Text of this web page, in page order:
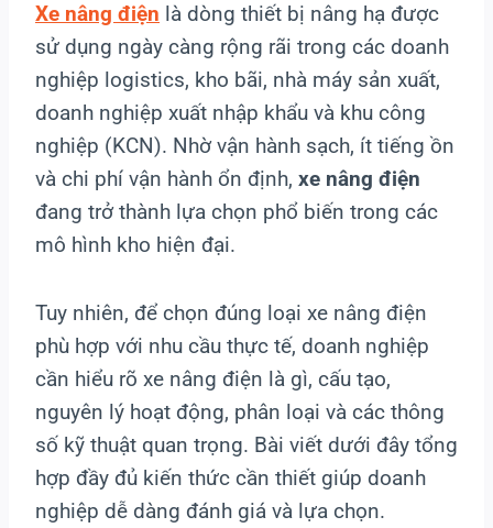
Xe nâng điện là dòng thiết bị nâng hạ được
sử dụng ngày càng rộng rãi trong các doanh
nghiệp logistics, kho bãi, nhà máy sản xuất,
doanh nghiệp xuất nhập khẩu và khu công
nghiệp (KCN). Nhờ vận hành sạch, ít tiếng ồn
và chi phí vận hành ổn định, xe nâng điện
đang trở thành lựa chọn phổ biến trong các
mô hình kho hiện đại.
Tuy nhiên, để chọn đúng loại xe nâng điện
phù hợp với nhu cầu thực tế, doanh nghiệp
cần hiểu rõ xe nâng điện là gì, cấu tạo,
nguyên lý hoạt động, phân loại và các thông
số kỹ thuật quan trọng. Bài viết dưới đây tổng
hợp đầy đủ kiến thức cần thiết giúp doanh
nghiệp dễ dàng đánh giá và lựa chọn.